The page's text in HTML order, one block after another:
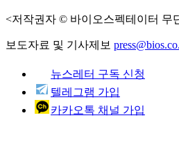
<저작권자 © 바이오스펙테이터 무
보도자료 및 기사제보
뉴스레터 구독 신청
텔레그램 가입
카카오톡 채널 가입